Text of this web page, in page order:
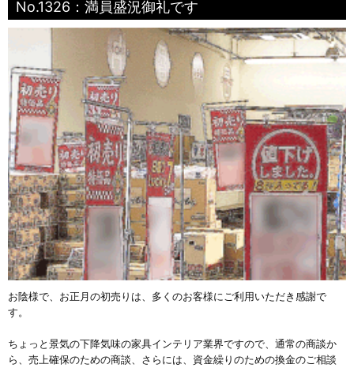
No.1326：満員盛況御礼です
お陰様で、お正月の初売りは、多くのお客様にご利用いただき感謝で
す。
ちょっと景気の下降気味の家具インテリア業界ですので、通常の商談か
ら、売上確保のための商談、さらには、資金繰りのための換金のご相談